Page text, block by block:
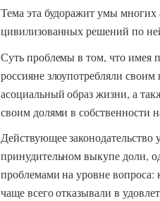
Тема эта будоражит умы многих
цивилизованных решений по
Суть проблемы в том, что имея
россияне злоупотребляли
асоциальный образ жизни, а
своим долями в собственности
Действующее законодательство
принудительном выкупе доли,
проблемами на уровне вопроса:
чаще всего отказывали в